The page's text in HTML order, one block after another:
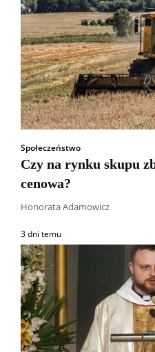
Społeczeństwo
Czy na rynku skupu
cenowa?
Honorata Adamowicz
3 dni temu